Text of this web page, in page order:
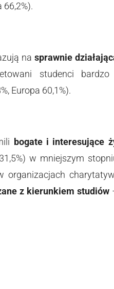
na sprawnie
studenci
Europa 60,1%).
bogate i interesujące
w mniejszym
organizacjach
z kierunkiem studiów